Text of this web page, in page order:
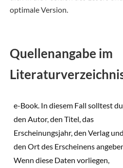
optimale Version.
Quellenangabe im
e-Book. In diesem Fall solltest du
den Autor, den Titel, das
Erscheinungsjahr, den Verlag und
den Ort des Erscheinens
Wenn diese Daten vorliegen,